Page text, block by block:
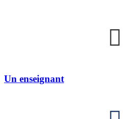
Un enseignant